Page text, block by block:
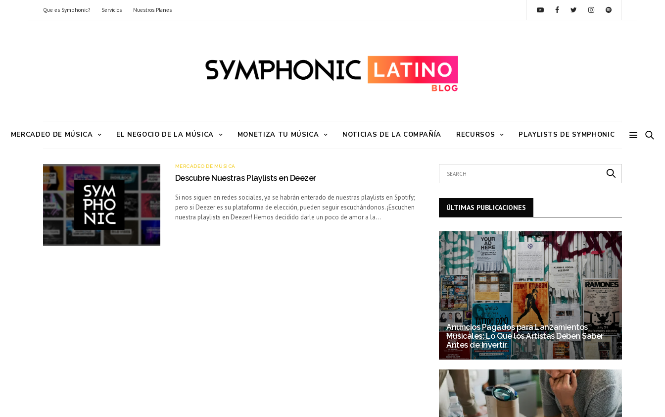
Que es Symphonic? Servicios Nuestros Planes
MERCADEO DE MÚSICA EL NEGOCIO DE LA MÚSICA MONETIZA TU MÚSICA NOTICIAS DE LA COMPAÑÍA RECURSOS PLAYLISTS DE SYMPHONIC
MERCADEO DE MÚSICA
Descubre Nuestras Playlists en Deezer
Si nos siguen en redes sociales, ya se habrán enterado de nuestras playlists en Spotify;
pero si Deezer es su plataforma de elección, pueden seguir escuchándonos. ¡Escuchen
nuestra playlists en Deezer! Hemos decidido darle un poco de amor a la…
ÚLTIMAS PUBLICACIONES
Anuncios Pagados para Lanzamientos
Musicales: Lo Que los Artistas Deben Saber
Antes de Invertir